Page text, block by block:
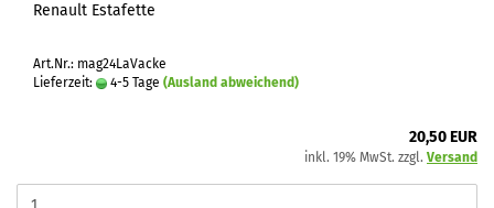
Renault Estafette
Art.Nr.: mag24LaVacke
Lieferzeit:
4-5 Tage (Ausland abweichend)
20,50 EUR
inkl. 19% MwSt. zzgl. Versand